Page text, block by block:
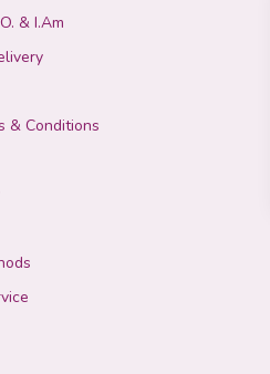
& I.Am
& Conditions